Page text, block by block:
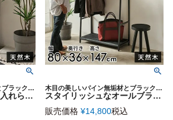
木目の美しいパイン無垢材とブラックアイアンという、異素材を組み合わせた家具シリーズ「TABAS BLACK EDITION」のシューズラック
ハイカットやブーツも入れられるスタイリッシュなオールブラックカラー天然木とアイアンのシンプルなシューズラック【10足収納タイプ】 [63700-cbk]
木目の美しいパイン無垢材とブラックアイアンという、異素材を組み合わせた家具シリーズ「TABAS BLACK EDITION」のハンガーラック
スタイリッシュなオールブラックカラー天然木とアイアンのシンプルでコンパクトなハンガーラック【棚板付き】 [63090-cbk]
販売価格 ¥14,800税込